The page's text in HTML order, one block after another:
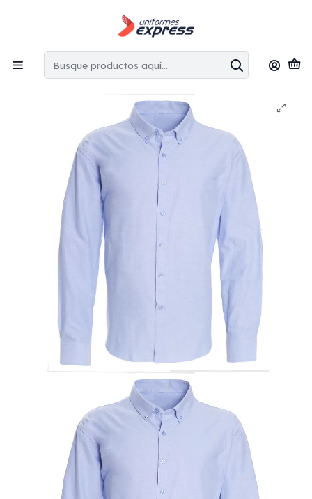
en la Región Metropolitana por copras superiores
Inicio Camisas Camisa Oxford manga larga hombre